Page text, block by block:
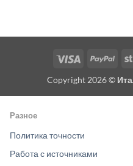
Visa
Copyright 2026 ©
Разное
Политика точности
Работа с источниками